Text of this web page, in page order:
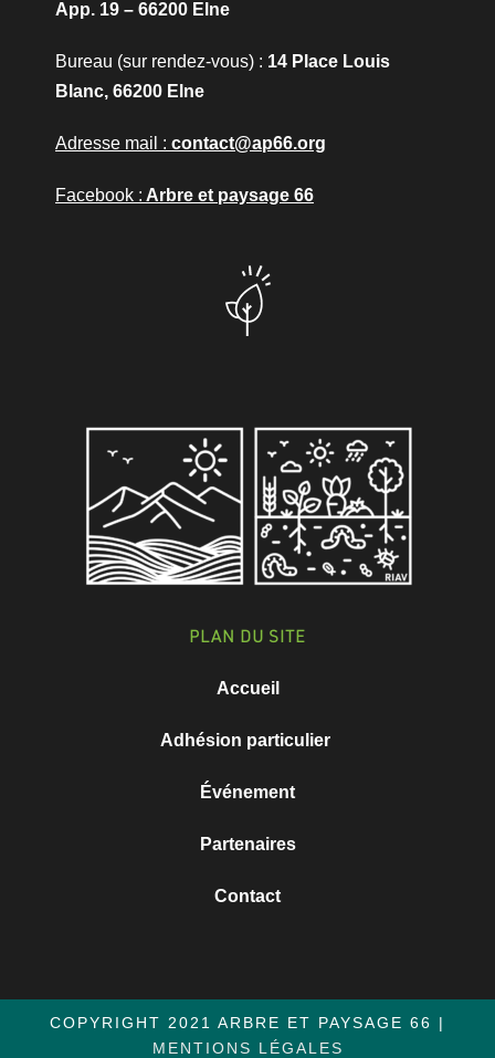
App. 19 – 66200 Elne
Bureau (sur rendez-vous) : 14 Place Louis
Blanc, 66200 Elne
Adresse mail : contact@ap66.org
Facebook : Arbre et paysage 66
PLAN DU SITE
Accueil
Adhésion particulier
Événement
Partenaires
Contact
COPYRIGHT 2021 ARBRE ET PAYSAGE 66 |
MENTIONS LÉGALES